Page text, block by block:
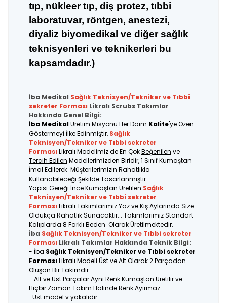
tıp, nükleer tıp, diş protez, tıbbi
laboratuvar, röntgen, anestezi,
diyaliz biyomedikal ve diğer sağlık
teknisyenleri ve teknikerleri bu
kapsamdadır.)
İba Medikal Sağlık Teknisyen/Tekniker ve Tıbbi
sekreter Forması Likralı Scrubs Takımlar
Hakkında Genel Bilgi:
İba MedikalÜretim Misyonu Her Daim Kalite'ye Özen
Göstermeyi İlke Edinmiştir, Sağlık
Teknisyen/Tekniker ve Tıbbi sekreter
Forması Likralı Modelimiz de En ÇokBeğenilen ve
Tercih Edilen Modellerimizden Biridir, 1 Sınıf Kumaştan
İmal Edilerek Müşterilerimizin Rahatlıkla
Kullanabileceği Şekilde Tasarlanmıştır.
Yapısı Gereği İnce Kumaştan Üretilen Sağlık
Teknisyen/Tekniker ve Tıbbi sekreter
Forması Likralı Takımlarımız Yaz ve Kış Aylarında Size
Oldukça Rahatlık Sunacaktır... Takımlarımız Standart
Kalıplarda 8 Farklı Beden Olarak Üretilmektedir.
İba Sağlık Teknisyen/Tekniker ve Tıbbi sekreter
Forması Likralı Takımlar Hakkında Teknik Bilgi:
- İba Sağlık Teknisyen/Tekniker ve Tıbbi sekreter
FormasıLikralı Modeli Üst ve Alt Olarak 2 Parçadan
Oluşan Bir Takımdır.
- Alt ve Üst Parçalar Aynı Renk Kumaştan Üretilir ve
Hiçbir Zaman Takım Halinde Renk Ayırmaz.
-Üst model v yakalıdır